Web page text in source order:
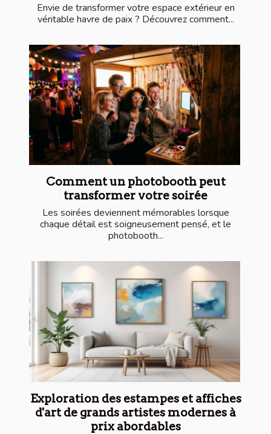
Envie de transformer votre espace extérieur en
véritable havre de paix ? Découvrez comment...
Comment un photobooth peut
transformer votre soirée
Les soirées deviennent mémorables lorsque
chaque détail est soigneusement pensé, et le
photobooth...
Exploration des estampes et affiches
d'art de grands artistes modernes à
prix abordables